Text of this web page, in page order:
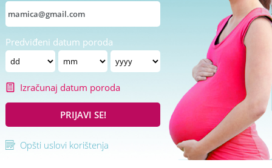
Predviđeni datum poroda
Izračunaj datum poroda
PRIJAVI SE!
Opšti uslovi korištenja